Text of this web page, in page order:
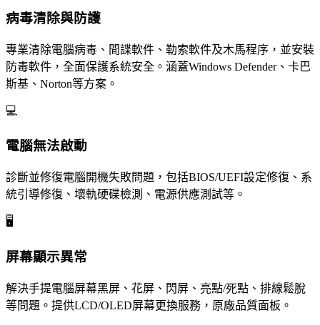
病毒清除與防護
專業清除電腦病毒、間諜軟件、勒索軟件及木馬程序，並安裝
防毒軟件，全面保護系統安全。涵蓋Windows Defender、卡巴
斯基、Norton等方案。
💻
電腦無法啟動
診斷並修復電腦開機失敗問題，包括BIOS/UEFI設定修復、系
統引導修復、壞軌硬碟檢測、電源供應測試等。
🖥️
屏幕顯示異常
解決手提電腦屏幕黑屏、花屏、閃屏、亮點/死點、排線鬆脫
等問題。提供LCD/OLED屏幕更換服務，原廠品質面板。